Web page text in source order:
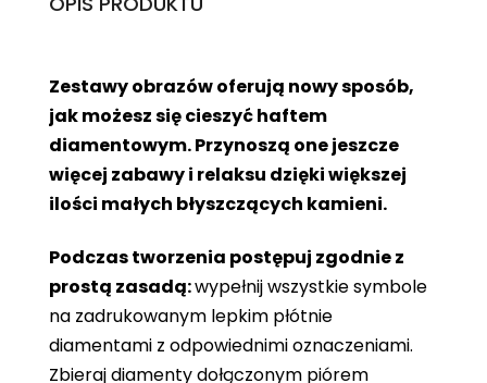
Zestawy obrazów oferują nowy sposób,
jak możesz się cieszyć haftem
diamentowym. Przynoszą one jeszcze
więcej zabawy i relaksu dzięki większej
ilości małych błyszczących kamieni.
Podczas tworzenia postępuj zgodnie z
prostą zasadą:wypełnij wszystkie symbole
na zadrukowanym lepkim płótnie
diamentami z odpowiednimi oznaczeniami.
Zbieraj diamenty dołączonym piórem